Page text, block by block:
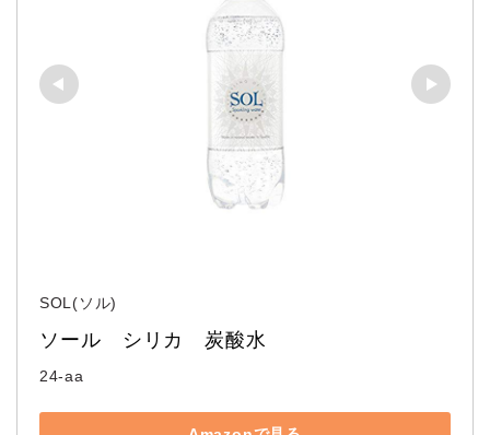
SOL(ソル)
ソール　シリカ　炭酸水
24-aa